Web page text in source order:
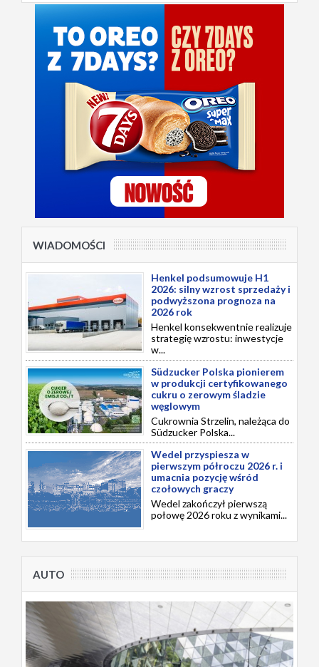
WIADOMOŚCI
Henkel podsumowuje H1
2026: silny wzrost sprzedaży i
podwyższona prognoza na
2026 rok
Henkel konsekwentnie realizuje
strategię wzrostu: inwestycje
w...
Südzucker Polska pionierem
w produkcji certyfikowanego
cukru o zerowym śladzie
węglowym
Cukrownia Strzelin, należąca do
Südzucker Polska...
Wedel przyspiesza w
pierwszym półroczu 2026 r. i
umacnia pozycję wśród
czołowych graczy
Wedel zakończył pierwszą
połowę 2026 roku z wynikami...
AUTO